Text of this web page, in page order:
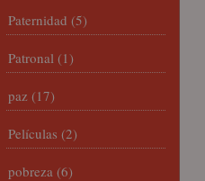
Paternidad (5)
Patronal (1)
paz (17)
Películas (2)
pobreza (6)